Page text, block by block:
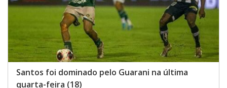
Santos foi dominado pelo Guarani na última
quarta-feira (18)